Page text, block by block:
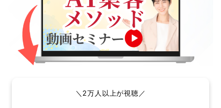
＼2万人以上が視聴／